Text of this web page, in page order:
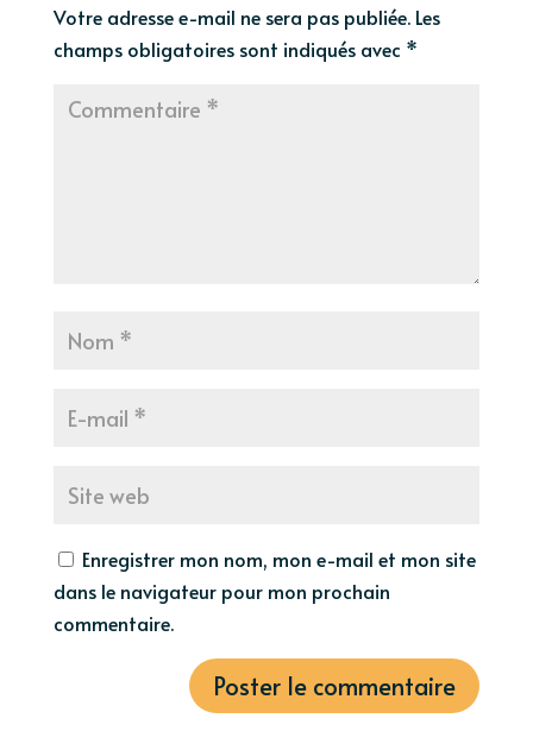
Votre adresse e-mail ne sera pas publiée. Les
champs obligatoires sont indiqués avec *
Enregistrer mon nom, mon e-mail et mon site
dans le navigateur pour mon prochain
commentaire.